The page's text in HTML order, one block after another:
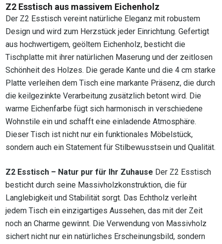
Z2 Esstisch aus massivem Eichenholz
Der Z2 Esstisch vereint natürliche Eleganz mit robustem
Design und wird zum Herzstück jeder Einrichtung. Gefertigt
aus hochwertigem, geöltem Eichenholz, besticht die
Tischplatte mit ihrer natürlichen Maserung und der zeitlosen
Schönheit des Holzes. Die gerade Kante und die 4 cm starke
Platte verleihen dem Tisch eine markante Präsenz, die durch
die keilgezinkte Verarbeitung zusätzlich betont wird. Die
warme Eichenfarbe fügt sich harmonisch in verschiedene
Wohnstile ein und schafft eine einladende Atmosphäre.
Dieser Tisch ist nicht nur ein funktionales Möbelstück,
sondern auch ein Statement für Stilbewusstsein und Qualität.
Z2 Esstisch – Natur pur für Ihr Zuhause Der Z2 Esstisch
besticht durch seine Massivholzkonstruktion, die für
Langlebigkeit und Stabilität sorgt. Das Echtholz verleiht
jedem Tisch ein einzigartiges Aussehen, das mit der Zeit
noch an Charme gewinnt. Die Verwendung von Massivholz
sichert nicht nur ein natürliches Erscheinungsbild, sondern